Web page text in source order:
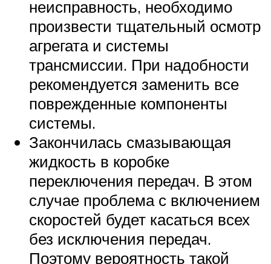
неисправность, необходимо
произвести тщательный осмотр
агрегата и системы
трансмиссии. При надобности
рекомендуется заменить все
поврежденные компоненты
системы.
Закончилась смазывающая
жидкость в коробке
переключения передач. В этом
случае проблема с включением
скоростей будет касаться всех
без исключения передач.
Поэтому вероятность такой